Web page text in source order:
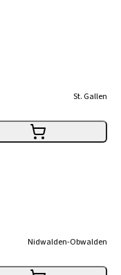
St. Gallen
Nidwalden-Obwalden